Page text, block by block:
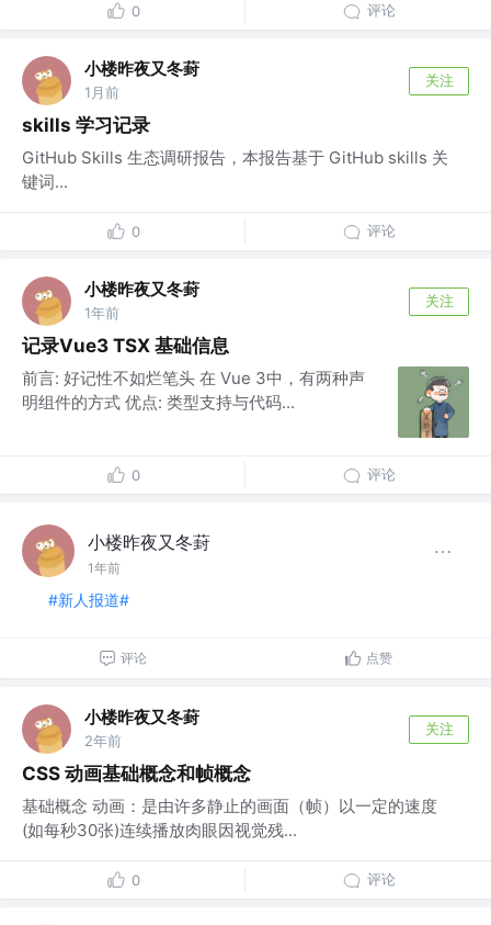
0 评论
小楼昨夜又冬葑
1月前
关注
skills 学习记录
GitHub Skills 生态调研报告，本报告基于 GitHub skills 关
键词...
0 评论
小楼昨夜又冬葑
1年前
关注
记录Vue3 TSX 基础信息
前言: 好记性不如烂笔头 在 Vue 3中，有两种声
明组件的方式 优点: 类型支持与代码...
0 评论
小楼昨夜又冬葑
1年前
#新人报道#
评论 点赞
小楼昨夜又冬葑
2年前
关注
CSS 动画基础概念和帧概念
基础概念 动画：是由许多静止的画面（帧）以一定的速度
(如每秒30张)连续播放肉眼因视觉残...
0 评论